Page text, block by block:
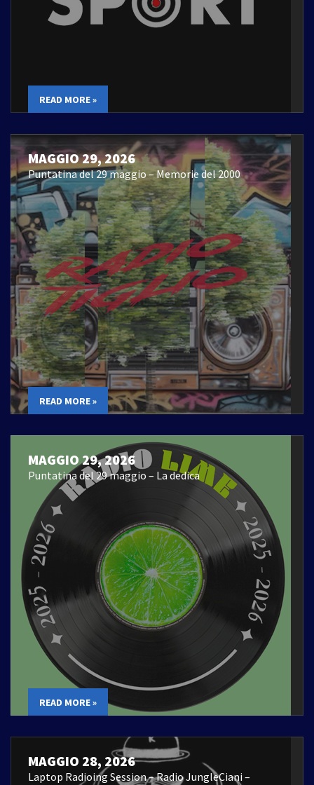
READ MORE »
MAGGIO 29, 2026
Puntatina del 29 maggio – Memorie del 2000
READ MORE »
MAGGIO 29, 2026
Puntatina del 29 maggio – La dedica
READ MORE »
MAGGIO 28, 2026
Laptop Radioing Session – Radio JungleCiani –